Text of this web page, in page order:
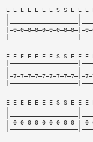
E E E E E E E S S E E E
E E E E E E E S S E E E
E E E E E E E S S E E E